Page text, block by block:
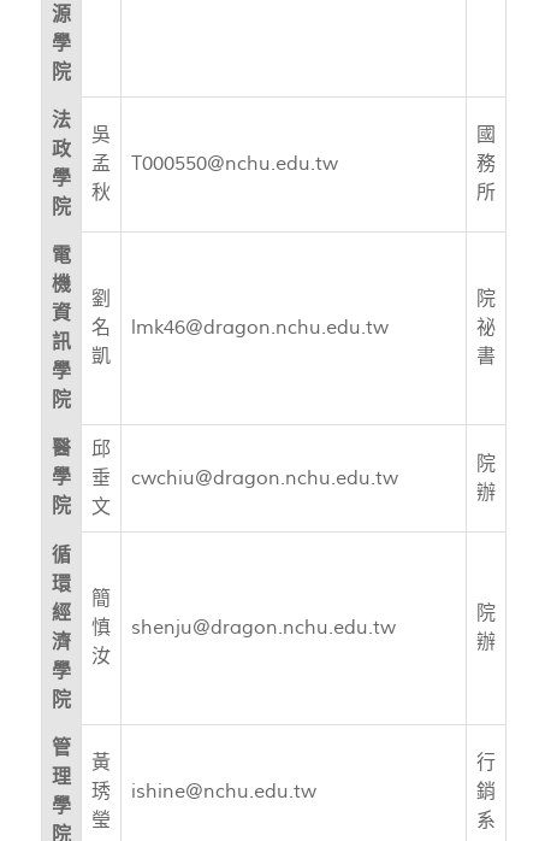
源
學
院
法
政
學
院
吳
孟
秋
T000550@nchu.edu.tw
國
務
所
電
機
資
訊
學
院
劉
名
凱
lmk46@dragon.nchu.edu.tw
院
祕
書
醫
學
院
邱
垂
文
cwchiu@dragon.nchu.edu.tw
院
辦
循
環
經
濟
學
院
簡
慎
汝
shenju@dragon.nchu.edu.tw
院
辦
管
理
學
院
黃
琇
瑩
ishine@nchu.edu.tw
行
銷
系